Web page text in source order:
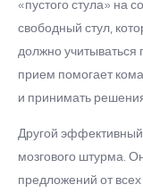
«пустого стула» на
свободный стул,
должно
прием помогает
и принимать
Другой
мозгового штурма.
предложений от